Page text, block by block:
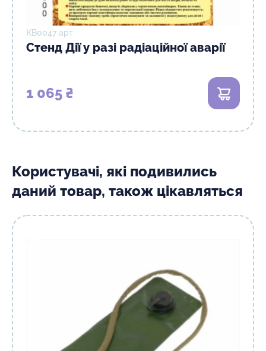
KB0047 арт
Стенд Дії у разі радіаційної аварії
1 065 ₴ В кошик
Користувачі, які подивились
даний товар, також цікавляться